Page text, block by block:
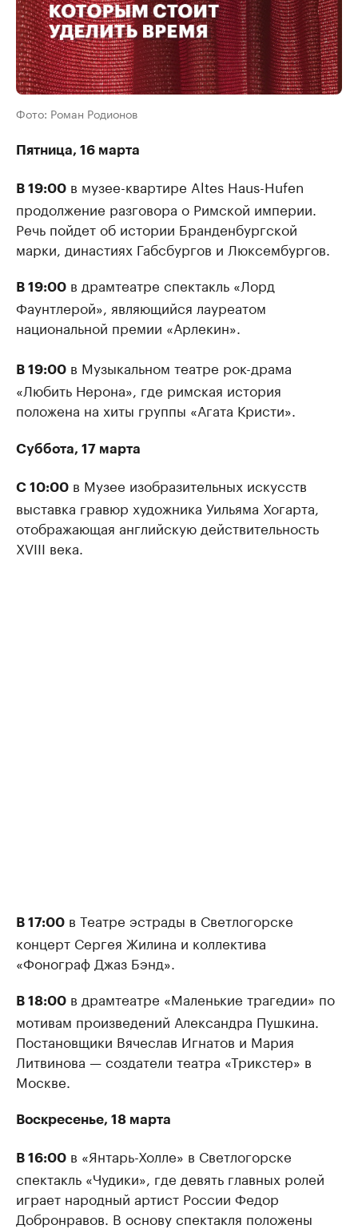
Фото: Роман Родионов
Пятница, 16 марта
В 19:00 в музее-квартире Altes Haus-Hufen
продолжение разговора о Римской империи.
Речь пойдет об истории Бранденбургской
марки, династиях Габсбургов и Люксембургов.
В 19:00 в драмтеатре спектакль «Лорд
Фаунтлерой», являющийся лауреатом
национальной премии «Арлекин».
В 19:00 в Музыкальном театре рок-драма
«Любить Нерона», где римская история
положена на хиты группы «Агата Кристи».
Суббота, 17 марта
С 10:00 в Музее изобразительных искусств
выставка гравюр художника Уильяма Хогарта,
отображающая английскую действительность
ХVIII века.
В 17:00 в Театре эстрады в Светлогорске
концерт Сергея Жилина и коллектива
«Фонограф Джаз Бэнд».
В 18:00 в драмтеатре «Маленькие трагедии» по
мотивам произведений Александра Пушкина.
Постановщики Вячеслав Игнатов и Мария
Литвинова — создатели театра «Трикстер» в
Москве.
Воскресенье, 18 марта
В 16:00 в «Янтарь-Холле» в Светлогорске
спектакль «Чудики», где девять главных ролей
играет народный артист России Федор
Добронравов. В основу спектакля положены